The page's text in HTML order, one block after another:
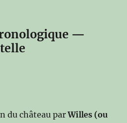
—
du château parWilles (ou